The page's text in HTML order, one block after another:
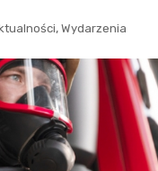
, Wydarzenia